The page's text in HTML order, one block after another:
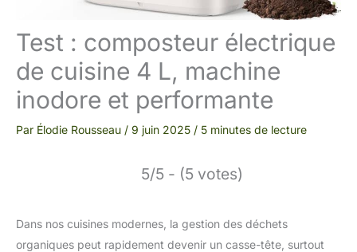
Test : composteur électrique
de cuisine 4 L, machine
inodore et performante
Par Élodie Rousseau / 9 juin 2025 / 5 minutes de lecture
5/5 - (5 votes)
Dans nos cuisines modernes, la gestion des déchets
organiques peut rapidement devenir un casse-tête, surtout